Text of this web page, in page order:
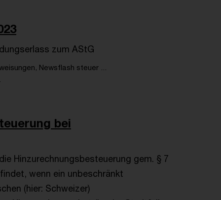
zum AStG
Newsflash steuer ...
bei
Hinzurechnungsbesteuerung gem. § 7
wenn ein unbeschränkt
(hier: Schweizer)